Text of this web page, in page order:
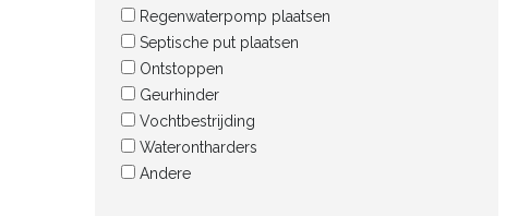
Regenwaterpomp plaatsen
Septische put plaatsen
Ontstoppen
Geurhinder
Vochtbestrijding
Waterontharders
Andere